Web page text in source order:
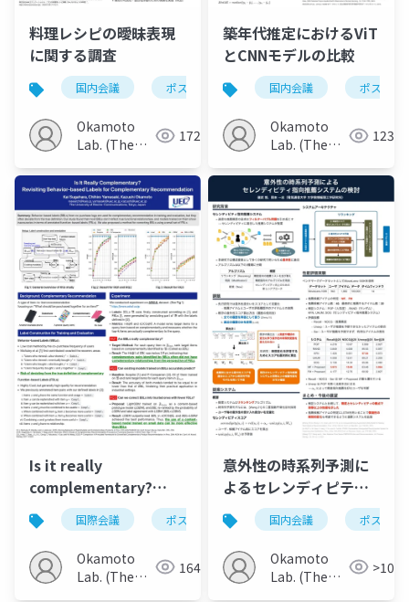
料理レシピの曖昧表現
に関する調査
国内会議 ポスター
Okamoto
Lab. (The
Electro-
Communications)
172
築年代推定におけるViT
とCNNモデルの比較
国内会議 ポスター
Okamoto
Lab. (The
Electro-
Communications)
123
Is it really
complementary?
Revisiting behavior-
based labels for
complementary
recommendation
国際会議 ポスター
Okamoto
Lab. (The
164
意外性の時系列予測に
よるセレンディピティ
指向推薦システムの検
討
国内会議 ポスター
Okamoto
Lab. (The
>100